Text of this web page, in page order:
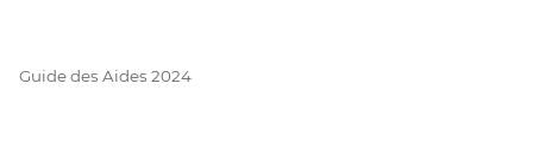
Guide des Aides 2024